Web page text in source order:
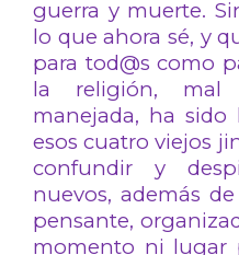
guerra y muerte.
lo que ahora sé, y
para tod@s como
la religión, mal
manejada, ha
esos cuatro viejos
confundir y
nuevos, además
pensante,
momento ni lugar